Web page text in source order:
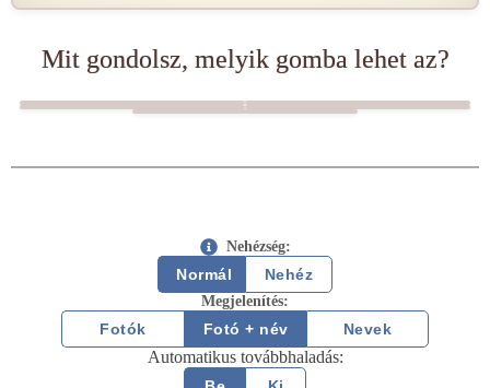
Mit gondolsz, melyik gomba lehet az?
Nehézség:
Normál Nehéz
Megjelenítés:
Fotók Fotó + név Nevek
Automatikus továbbhaladás: